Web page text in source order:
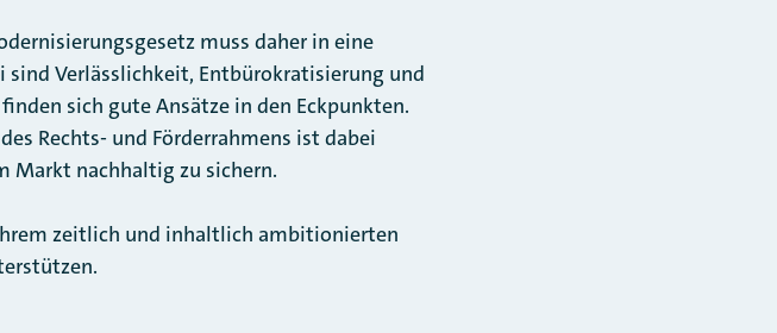
muss daher in eine
sind Verlässlichkeit, Entbürokratisierung und
sich gute Ansätze in den Eckpunkten.
Rechts- und Förderrahmens ist dabei
Markt nachhaltig zu sichern.
zeitlich und inhaltlich ambitionierten